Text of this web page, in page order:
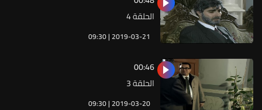
09:30 | 2019-03-21
الحلقة 4
09:30 | 2019-03-20
الحلقة 3
00:46